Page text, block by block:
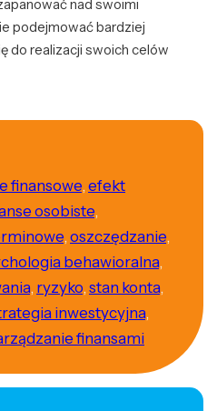
nad swoimi
podejmować bardziej
do realizacji swoich celów
finansowe,efekt
osobiste,
,oszczędzanie,
behawioralna,
, ryzyko,stan konta,
inwestycyjna,
finansami